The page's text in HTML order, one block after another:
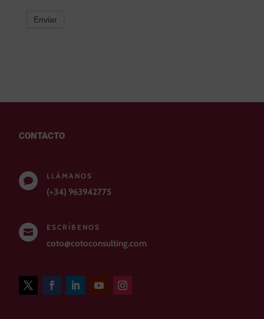
Enviar
CONTACTO

LLÁMANOS
(+34) 963942775

ESCRÍBENOS
coto@cotoconsulting.com